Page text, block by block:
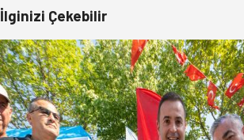
İlginizi Çekebilir